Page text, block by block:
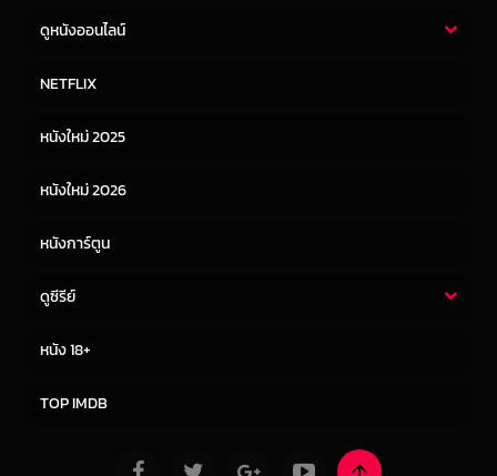
ดูหนังออนไลน์
หนังจีน
NETFLIX
หนังใหม่ 2025
หนังใหม่ 2026
หนังการ์ตูน
ดูซีรีย์
หนัง 18+
TOP IMDB